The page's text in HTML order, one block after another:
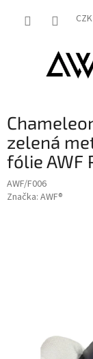
CZK
zelená
fólie AWF
AWF/F006
Značka: AWF®